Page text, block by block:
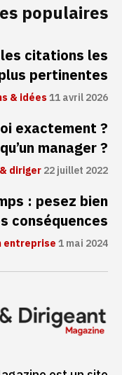
populaires
citations les
pertinentes
& idées11 avril 2026
exactement ?
manager ?
diriger22 juillet 2022
: pesez bien
conséquences
entreprise1 mai 2024